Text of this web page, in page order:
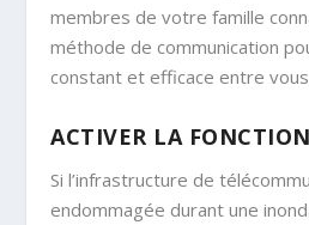
membres de votre famille
méthode de communication
constant et efficace entre
ACTIVER LA
Si l’infrastructure de
endommagée durant une